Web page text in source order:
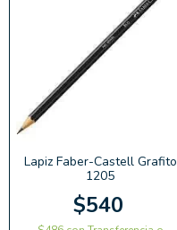
Lapiz Faber-Castell Grafito
1205
$540